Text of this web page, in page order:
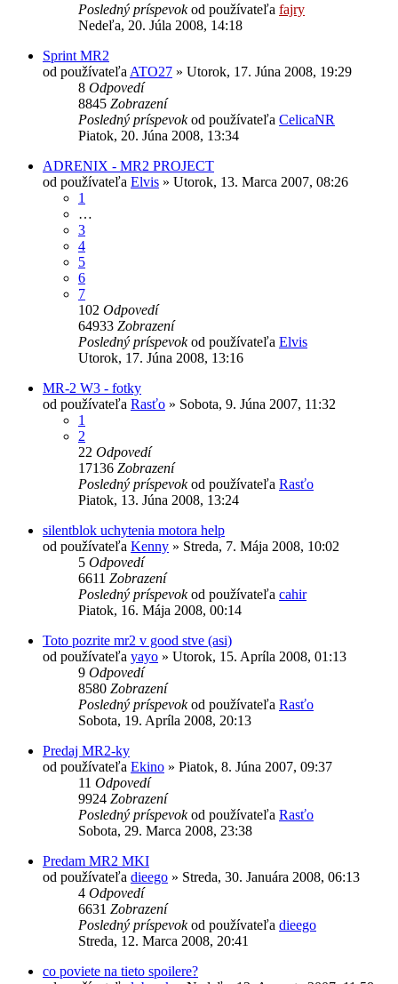
Posledný príspevokod používateľa fajry
Nedeľa, 20. Júla 2008, 14:18
Sprint MR2
od používateľa ATO27 » Utorok, 17. Júna 2008, 19:29
8 Odpovedí
8845 Zobrazení
Posledný príspevokod používateľa CelicaNR
Piatok, 20. Júna 2008, 13:34
ADRENIX - MR2 PROJECT
od používateľa Elvis » Utorok, 13. Marca 2007, 08:26
1
…
3
4
5
6
7
102 Odpovedí
64933 Zobrazení
Posledný príspevokod používateľa Elvis
Utorok, 17. Júna 2008, 13:16
MR-2 W3 - fotky
od používateľa Rasťo » Sobota, 9. Júna 2007, 11:32
1
2
22 Odpovedí
17136 Zobrazení
Posledný príspevokod používateľa Rasťo
Piatok, 13. Júna 2008, 13:24
silentblok uchytenia motora help
od používateľa Kenny » Streda, 7. Mája 2008, 10:02
5 Odpovedí
6611 Zobrazení
Posledný príspevokod používateľa cahir
Piatok, 16. Mája 2008, 00:14
Toto pozrite mr2 v good stve (asi)
od používateľa yayo » Utorok, 15. Apríla 2008, 01:13
9 Odpovedí
8580 Zobrazení
Posledný príspevokod používateľa Rasťo
Sobota, 19. Apríla 2008, 20:13
Predaj MR2-ky
od používateľa Ekino » Piatok, 8. Júna 2007, 09:37
11 Odpovedí
9924 Zobrazení
Posledný príspevokod používateľa Rasťo
Sobota, 29. Marca 2008, 23:38
Predam MR2 MKI
od používateľa dieego » Streda, 30. Januára 2008, 06:13
4 Odpovedí
6631 Zobrazení
Posledný príspevokod používateľa dieego
Streda, 12. Marca 2008, 20:41
co poviete na tieto spoilere?